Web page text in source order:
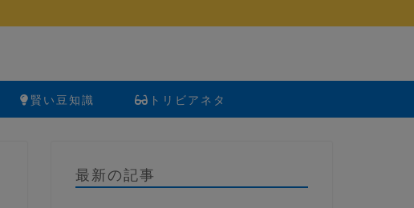
賢い豆知識 トリビアネタ
最新の記事